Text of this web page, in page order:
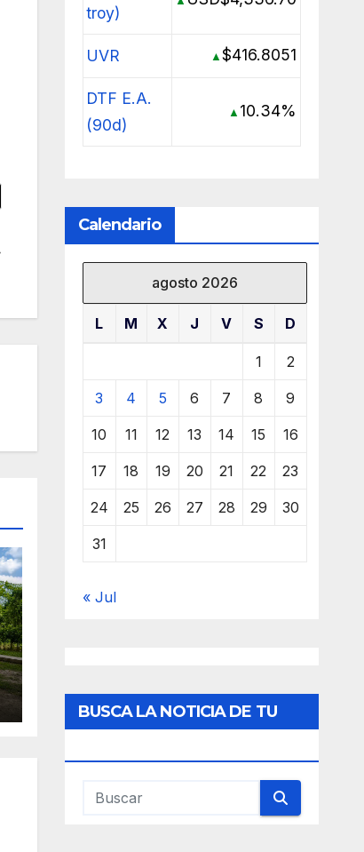
troy)
UVR ▲$416.8051
DTF E.A.
(90d)
▲ 10.34%
Calendario
agosto 2026
L M X J V S D
1 2
3 4 5 6 7 8 9
10 11 12 13 14 15 16
17 18 19 20 21 22 23
24 25 26 27 28 29 30
31
« Jul
BUSCA LA NOTICIA DE TU